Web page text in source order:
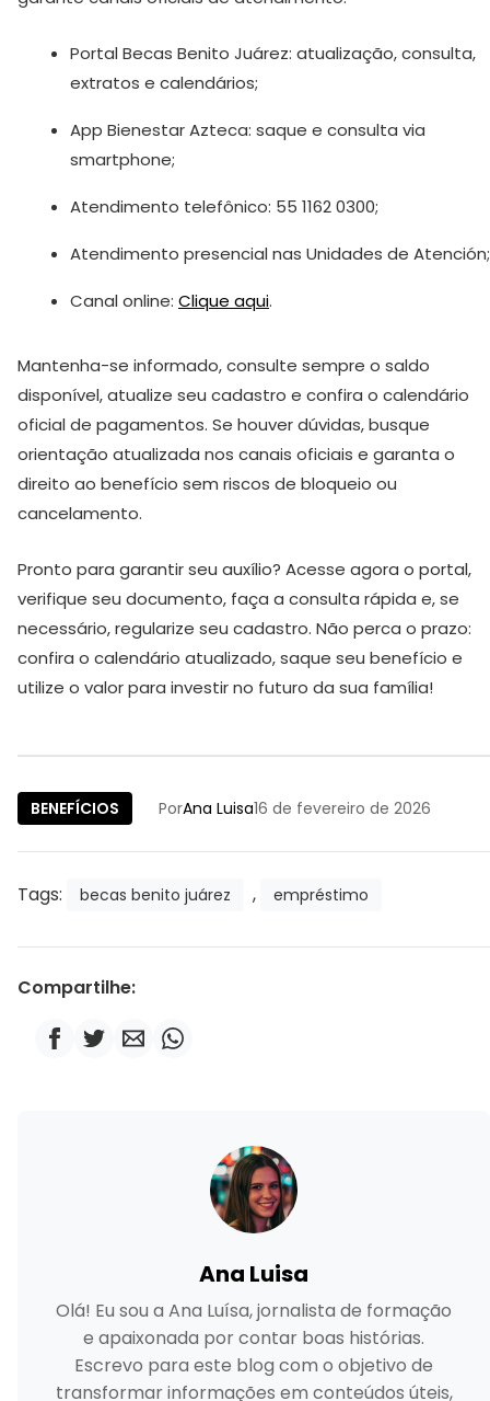
Portal Becas Benito Juárez: atualização, consulta,
extratos e calendários;
App Bienestar Azteca: saque e consulta via
smartphone;
Atendimento telefônico: 55 1162 0300;
Atendimento presencial nas Unidades de Atención;
Canal online: Clique aqui.
Mantenha-se informado, consulte sempre o saldo
disponível, atualize seu cadastro e confira o calendário
oficial de pagamentos. Se houver dúvidas, busque
orientação atualizada nos canais oficiais e garanta o
direito ao benefício sem riscos de bloqueio ou
cancelamento.
Pronto para garantir seu auxílio? Acesse agora o portal,
verifique seu documento, faça a consulta rápida e, se
necessário, regularize seu cadastro. Não perca o prazo:
confira o calendário atualizado, saque seu benefício e
utilize o valor para investir no futuro da sua família!
BENEFÍCIOS PorAna Luisa16 de fevereiro de 2026
Tags: becas benito juárez , empréstimo
Compartilhe:
Ana Luisa
Olá! Eu sou a Ana Luísa, jornalista de formação
e apaixonada por contar boas histórias.
Escrevo para este blog com o objetivo de
transformar informações em conteúdos úteis,